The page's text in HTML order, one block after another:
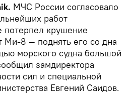
МЧС России согласовало
работ
потерпел крушение
Ми-8 — поднять его со дна
морского судна большой
замдиректора
сил и специальной
Евгений Саидов.